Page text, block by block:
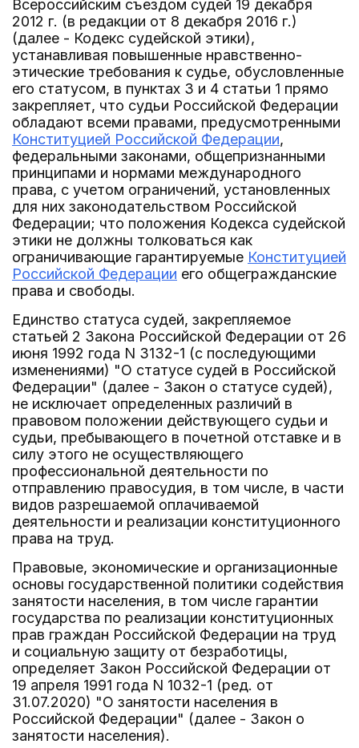
Всероссийским съездом судей 19 декабря
2012 г. (в редакции от 8 декабря 2016 г.)
(далее - Кодекс судейской этики),
устанавливая повышенные нравственно-
этические требования к судье, обусловленные
его статусом, в пунктах 3 и 4 статьи 1 прямо
закрепляет, что судьи Российской Федерации
обладают всеми правами, предусмотренными
Конституцией Российской Федерации,
федеральными законами, общепризнанными
принципами и нормами международного
права, с учетом ограничений, установленных
для них законодательством Российской
Федерации; что положения Кодекса судейской
этики не должны толковаться как
ограничивающие гарантируемые Конституцией
Российской Федерации его общегражданские
права и свободы.
Единство статуса судей, закрепляемое
статьей 2 Закона Российской Федерации от 26
июня 1992 года N 3132-1 (с последующими
изменениями) "О статусе судей в Российской
Федерации" (далее - Закон о статусе судей),
не исключает определенных различий в
правовом положении действующего судьи и
судьи, пребывающего в почетной отставке и в
силу этого не осуществляющего
профессиональной деятельности по
отправлению правосудия, в том числе, в части
видов разрешаемой оплачиваемой
деятельности и реализации конституционного
права на труд.
Правовые, экономические и организационные
основы государственной политики содействия
занятости населения, в том числе гарантии
государства по реализации конституционных
прав граждан Российской Федерации на труд
и социальную защиту от безработицы,
определяет Закон Российской Федерации от
19 апреля 1991 года N 1032-1 (ред. от
31.07.2020) "О занятости населения в
Российской Федерации" (далее - Закон о
занятости населения).